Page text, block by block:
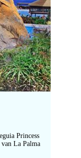
Princess
van La Palma